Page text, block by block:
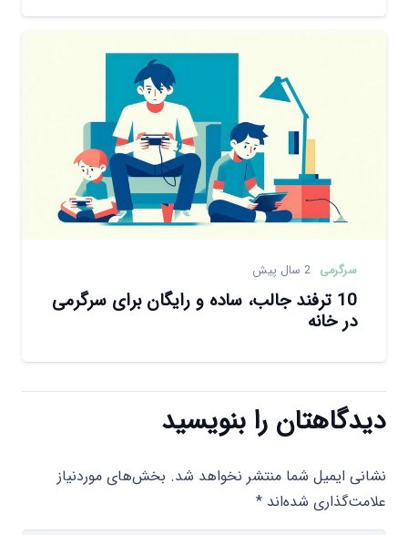
سرگرمی 2 سال پیش
10 ترفند جالب، ساده و رایگان برای سرگرمی
در خانه
دیدگاهتان را بنویسید
نشانی ایمیل شما منتشر نخواهد شد. بخش‌های موردنیاز
علامت‌گذاری شده‌اند *